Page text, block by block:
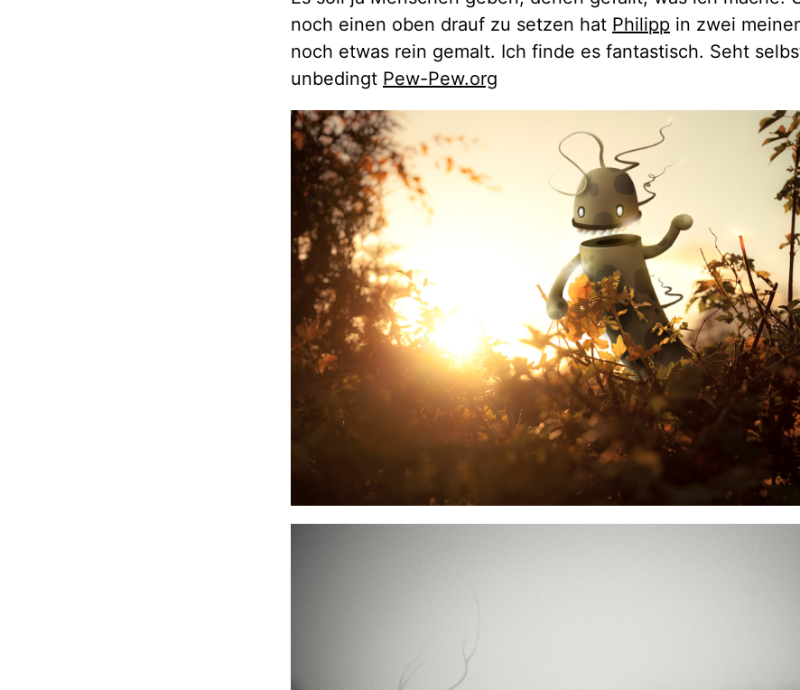
noch einen oben drauf zu setzen hat Philipp in zwei
noch etwas rein gemalt. Ich finde es fantastisch. Seht
unbedingt Pew-Pew.org